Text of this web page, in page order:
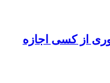
از کسی اجازه